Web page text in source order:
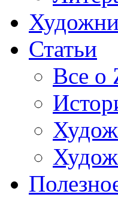
Статьи
Все о